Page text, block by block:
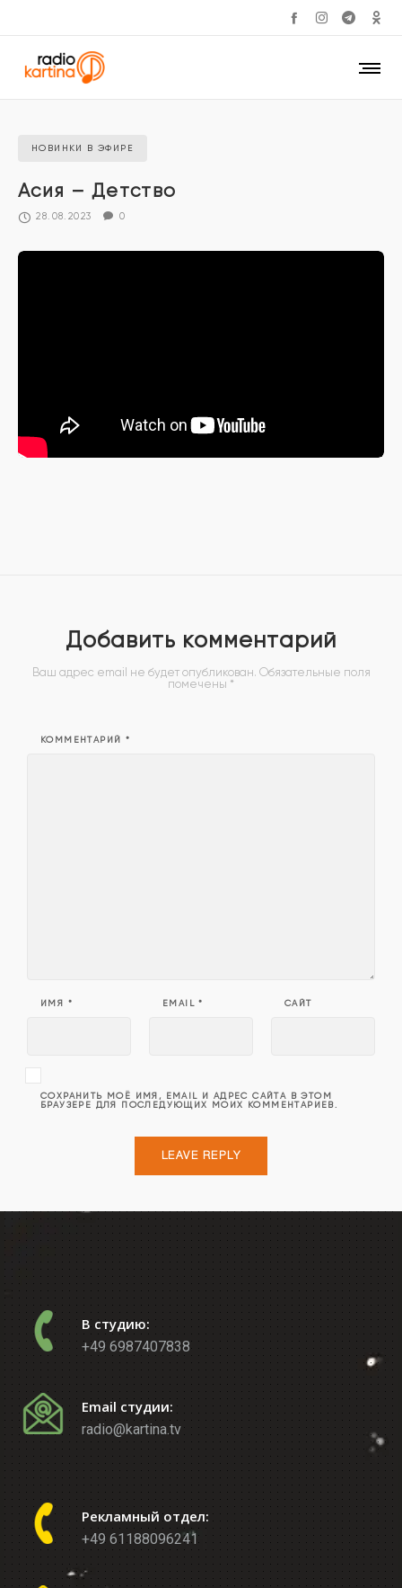
НОВИНКИ В ЭФИРЕ
Асия – Детство
28.08.2023 0
Добавить комментарий
Ваш адрес email не будет опубликован. Обязательные поля
помечены *
КОММЕНТАРИЙ *
ИМЯ * EMAIL* САЙТ
СОХРАНИТЬ МОЁ ИМЯ, EMAIL И АДРЕС САЙТА В ЭТОМ
БРАУЗЕРЕ ДЛЯ ПОСЛЕДУЮЩИХ МОИХ КОММЕНТАРИЕВ.
В студию:
+49 6987407838
Email студии:
radio@kartina.tv
Рекламный отдел:
+49 61188096241